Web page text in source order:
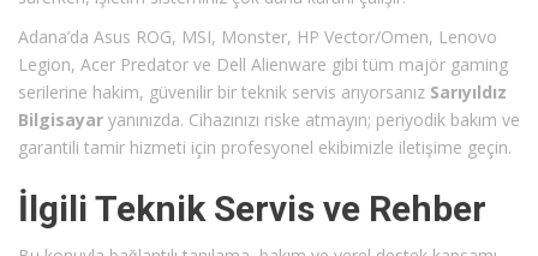
Adana’da Asus ROG, MSI, Monster, HP Vector/Omen, Lenovo
Legion, Acer Predator ve Dell Alienware gibi tüm majör gaming
serilerine hakim, güvenilir bir teknik servis arıyorsanız Sarıyıldız
Bilgisayar yanınızda. Cihazınızı riske atmayın; periyodik bakım ve
garantili tamir hizmeti için profesyonel ekibimizle iletişime geçin.
İlgili Teknik Servis ve Rehber